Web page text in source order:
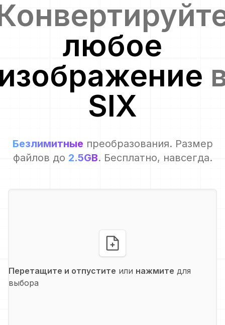
любое
SIX
Безлимитные преобразования. Размер
файлов до 2.5GB. Бесплатно, навсегда.
Перетащите и отпустите или нажмите для
выбора